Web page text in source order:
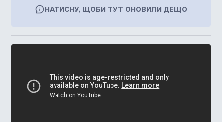
НАТИСНУ, ЩОБИ ТУТ ОНОВИЛИ ДЕЩО